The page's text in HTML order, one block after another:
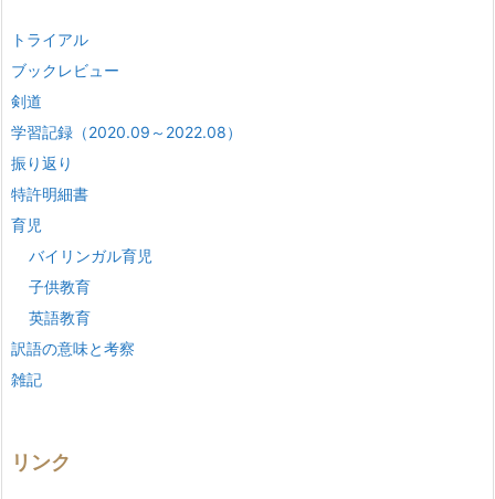
トライアル
ブックレビュー
剣道
学習記録（2020.09～2022.08）
振り返り
特許明細書
育児
バイリンガル育児
子供教育
英語教育
訳語の意味と考察
雑記
リンク